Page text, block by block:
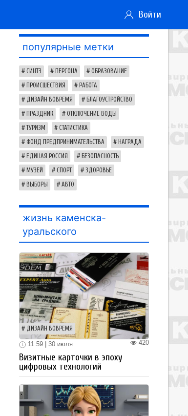
Войти
популярные метки
СИНТЗ ПЕРСОНА ОБРАЗОВАНИЕ
ПРОИСШЕСТВИЯ РАБОТА
ДИЗАЙН ВОВРЕМЯ БЛАГОУСТРОЙСТВО
ПРАЗДНИК ОТКЛЮЧЕНИЕ ВОДЫ
ТУРИЗМ СТАТИСТИКА
ФОНД ПРЕДПРИНИМАТЕЛЬСТВА НАГРАДА
ЕДИНАЯ РОССИЯ БЕЗОПАСНОСТЬ
МУЗЕЙ СПОРТ ЗДОРОВЬЕ
ВЫБОРЫ АВТО
жизнь каменска-
уральского
ДИЗАЙН ВОВРЕМЯ
420
11:59 | 30 июля
Визитные карточки в эпоху
цифровых технологий